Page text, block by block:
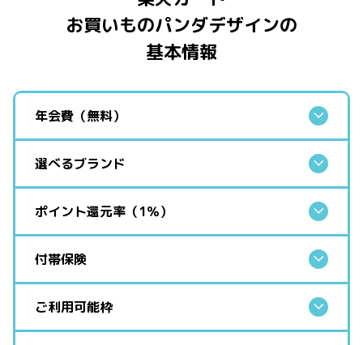
お買いものパンダデザインの
基本情報
年会費（無料）
選べるブランド
ポイント還元率（1％）
付帯保険
ご利用可能枠